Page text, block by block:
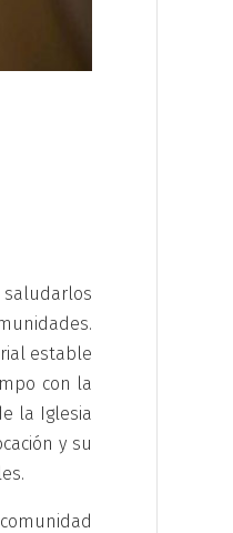
saludarlos
estable
con la
la Iglesia
y su